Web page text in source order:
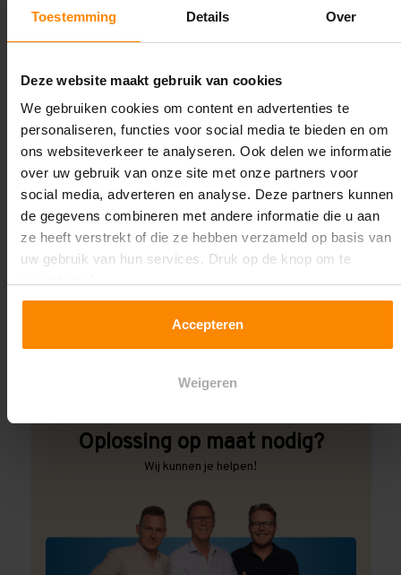
Toestemming Details Over
Deze website maakt gebruik van cookies
We gebruiken cookies om content en advertenties te
personaliseren, functies voor social media te bieden en om
ons websiteverkeer te analyseren. Ook delen we informatie
over uw gebruik van onze site met onze partners voor
social media, adverteren en analyse. Deze partners kunnen
de gegevens combineren met andere informatie die u aan
ze heeft verstrekt of die ze hebben verzameld op basis van
uw gebruik van hun services. Druk op de knop om te
Accepteren
Weigeren
1.100 mm
Lengte:
39.500 mm
Liggerlengte:
2.700 mm
Aantal niveaus:
5
Kleur staanders:
Galva
Draagkracht per liggerniveau:
1.550 kg (516 kg per pallet)
Oplossing op maat nodig?
Wij kunnen je helpen!